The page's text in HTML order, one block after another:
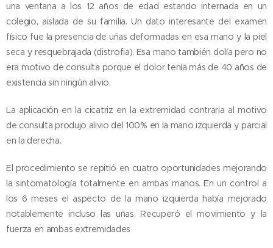
una ventana a los 12 años de edad estando internada en un
colegio, aislada de su familia. Un dato interesante del examen
físico fue la presencia de uñas deformadas en esa mano y la piel
seca y resquebrajada (distrofia). Esa mano también dolía pero no
era motivo de consulta porque el dolor tenía más de 40 años de
existencia sin ningún alivio.
La aplicación en la cicatriz en la extremidad contraria al motivo
de consulta produjo alivio del 100% en la mano izquierda y parcial
en la derecha.
El procedimiento se repitió en cuatro oportunidades mejorando
la sintomatología totalmente en ambas manos. En un control a
los 6 meses el aspecto de la mano izquierda había mejorado
notablemente incluso las uñas. Recuperó el movimiento y la
fuerza en ambas extremidades